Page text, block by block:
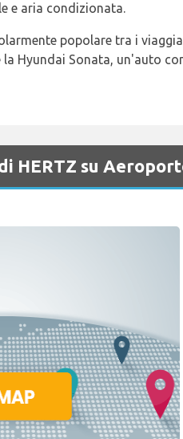
e aria condizionata.
popolare tra i
Hyundai Sonata, un'auto
HERTZ su